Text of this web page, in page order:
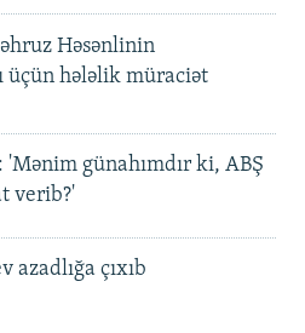
Həsənlinin
üçün hələlik müraciət
'Mənim günahımdır ki, ABŞ
verib?'
azadlığa çıxıb